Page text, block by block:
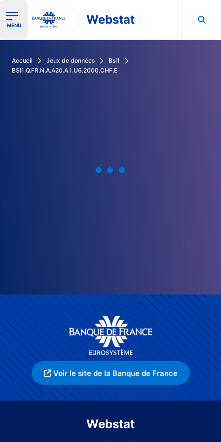
Ouvrir le menu de navigation
MENU Webstat
Accueil Jeux de données
Bsi1
BSI1.Q.FR.N.A.A20.A.1.U6.2000.CHF.E
Voir le site de la Banque de France
Webstat